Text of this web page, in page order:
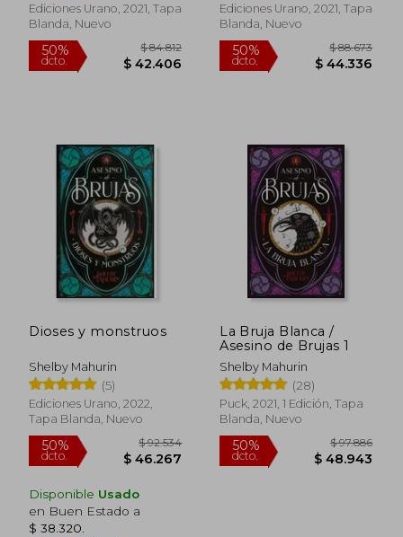
$ 38.638
Ediciones Urano, 2021, Tapa
Blanda, Nuevo
Ediciones Urano, 2021, Tapa
Blanda, Nuevo
Dioses y monstruos
Shelby Mahurin
(5)
Ediciones Urano, 2022,
Tapa Blanda, Nuevo
Disponible Usado
en Buen Estado a
$ 38.320
La Bruja Blanca /
Asesino de Brujas 1
Shelby Mahurin
(28)
Puck, 2021, 1 Edición, Tapa
Blanda, Nuevo